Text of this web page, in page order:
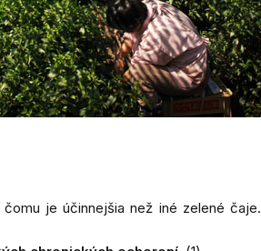
je účinnejšia než iné zelené čaje.